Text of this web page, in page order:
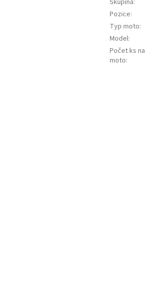
Pozice:
Typ moto:
Model:
Počet ks na
moto: